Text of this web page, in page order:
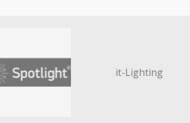
it-Lighting